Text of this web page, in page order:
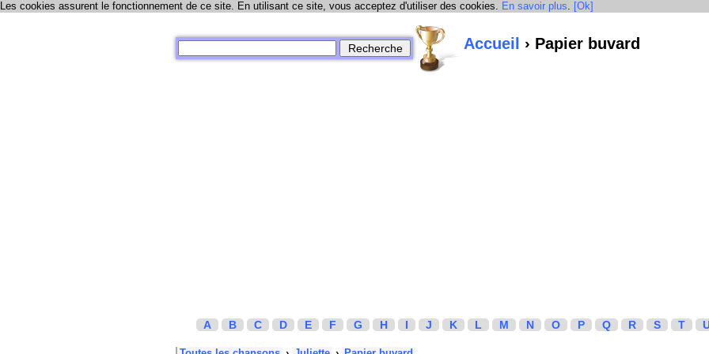
Les cookies assurent le fonctionnement de ce site. En utilisant ce site, vous acceptez d'utiliser des cookies. En savoir plus. [Ok]
Accueil › Papier buvard
A B C D E F G H I J K L M N O P Q R S T